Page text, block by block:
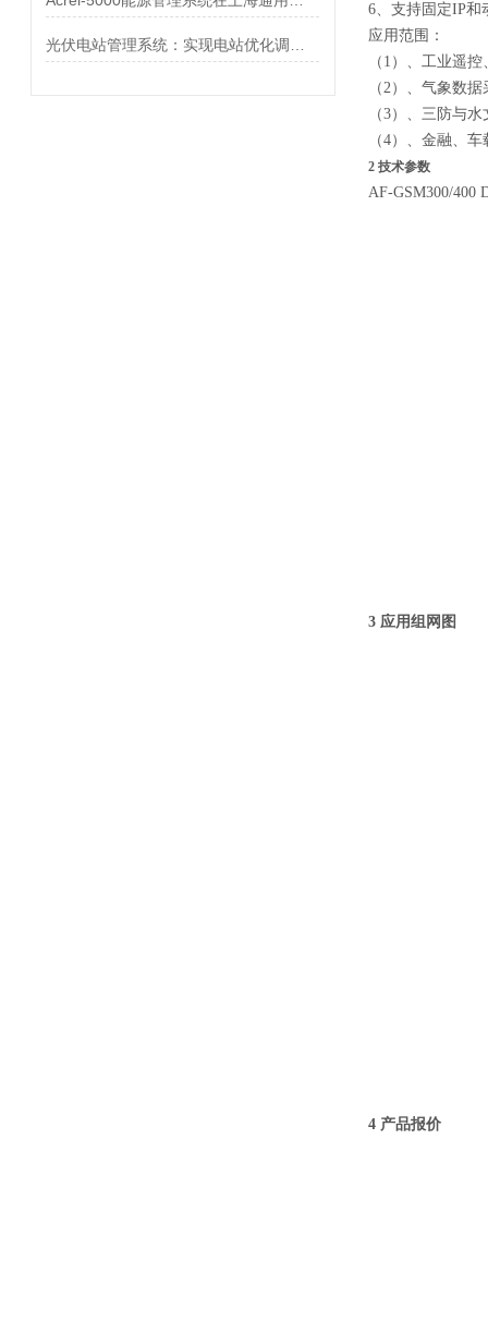
6、支持固定IP和
应用范围：
（1）、工业遥
（2）、气象数据
（3）、三防与
（4）、金融、
2 技术参数
AF-GSM300/400
3 应用组网图
4 产品报价